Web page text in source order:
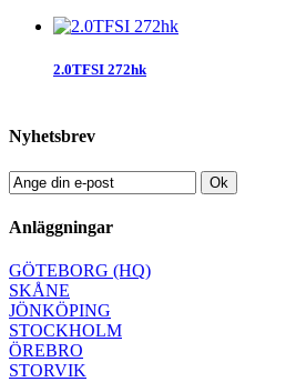
2.0TFSI 272hk
Nyhetsbrev
Ok
Anläggningar
GÖTEBORG (HQ)
SKÅNE
JÖNKÖPING
STOCKHOLM
ÖREBRO
STORVIK